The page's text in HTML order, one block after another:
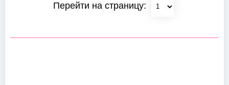
Перейти на страницу: